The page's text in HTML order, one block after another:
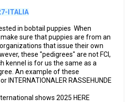
ITALIA
in bobtail puppies When
sure that puppies are from an
that issue their own
these "pedigrees" are not FCI,
kennel is for us the same as a
An example of these
INTERNATIONALER RASSEHUNDE
shows 2025 HERE